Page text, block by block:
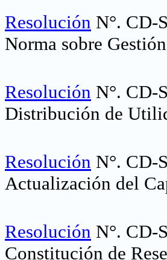
Resolución N°. CD-
Norma sobre
Resolución N°. CD-
Distribución de
Resolución N°. CD-
Actualización del
Resolución N°. CD-
Constitución de